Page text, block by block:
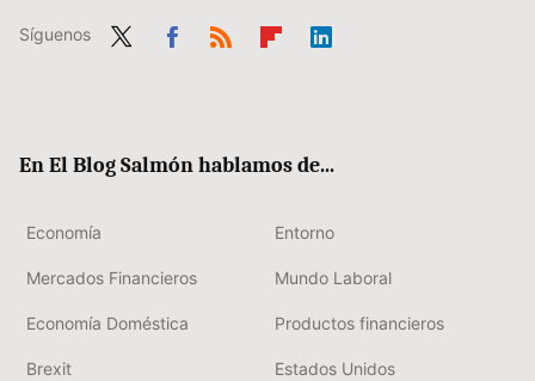
Síguenos
En El Blog Salmón hablamos de...
Economía Entorno
Mercados Financieros Mundo Laboral
Economía Doméstica Productos financieros
Brexit Estados Unidos